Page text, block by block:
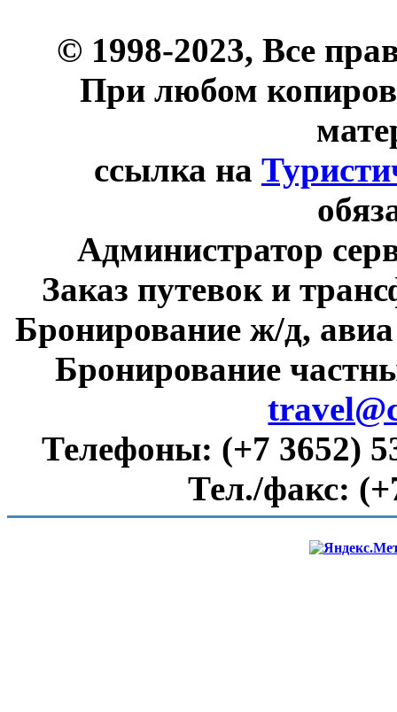
© 1998-2023, Все
При любом
ссылка на
Администратор
Заказ путевок и
Бронирование ж/д,
Бронирование
Телефоны: (+7 3652)
Тел./факс: